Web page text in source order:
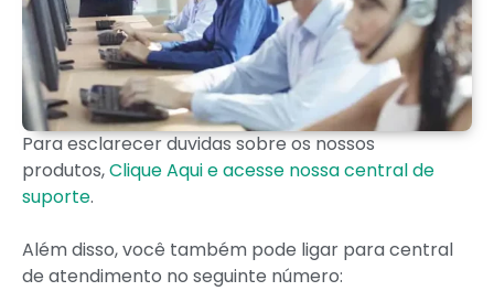
Para esclarecer duvidas sobre os nossos
produtos,Clique Aqui e acesse nossa central de
suporte.
Além disso, você também pode ligar para central
de atendimento no seguinte número: